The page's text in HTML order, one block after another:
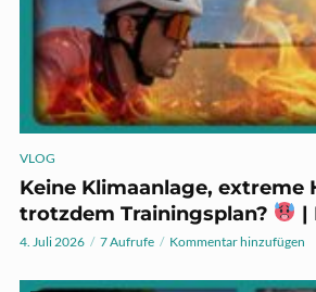
VLOG
Keine Klimaanlage, extreme
trotzdem Trainingsplan?
|
4. Juli 2026 7 Aufrufe Kommentar hinzufügen